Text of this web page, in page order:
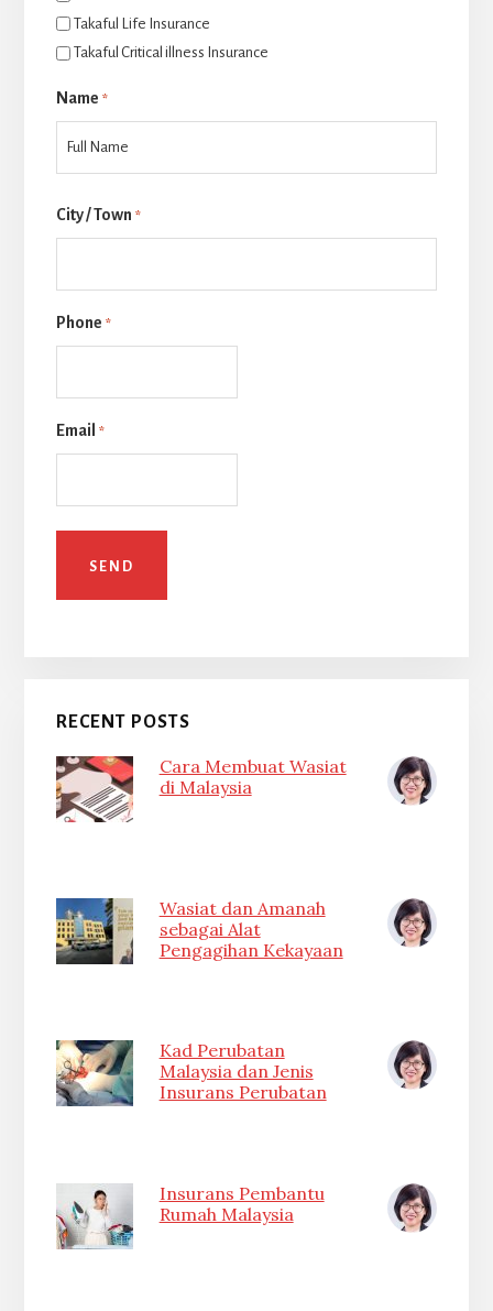
Takaful Life Insurance
Takaful Critical illness Insurance
Name *
City / Town *
Phone *
Email *
RECENT POSTS
Cara Membuat Wasiat
di Malaysia
Wasiat dan Amanah
sebagai Alat
Pengagihan Kekayaan
Kad Perubatan
Malaysia dan Jenis
Insurans Perubatan
Insurans Pembantu
Rumah Malaysia